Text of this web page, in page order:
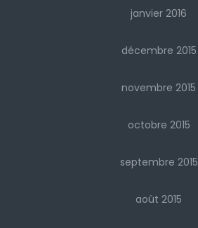
janvier 2016
décembre 2015
novembre 2015
octobre 2015
septembre 2015
août 2015